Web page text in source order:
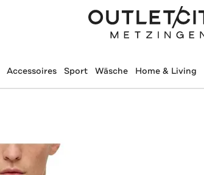
Accessoires Sport Wäsche Home & Living